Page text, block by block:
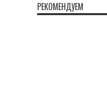
РЕКОМЕНДУЕМ